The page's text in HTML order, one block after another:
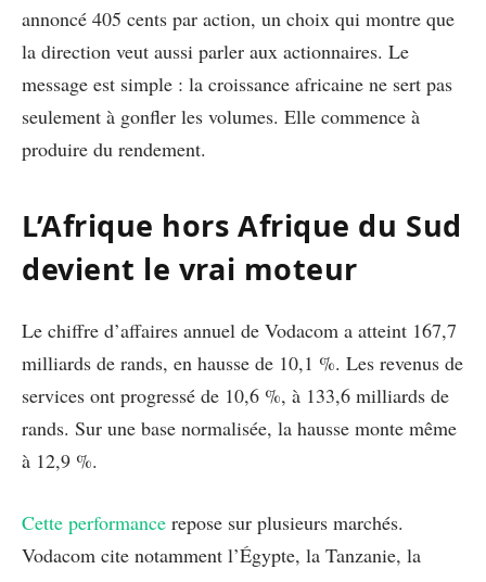
annoncé 405 cents par action, un choix qui montre que
la direction veut aussi parler aux actionnaires. Le
message est simple : la croissance africaine ne sert pas
seulement à gonfler les volumes. Elle commence à
produire du rendement.
L’Afrique hors Afrique du Sud
devient le vrai moteur
Le chiffre d’affaires annuel de Vodacom a atteint 167,7
milliards de rands, en hausse de 10,1 %. Les revenus de
services ont progressé de 10,6 %, à 133,6 milliards de
rands. Sur une base normalisée, la hausse monte même
à 12,9 %.
Cette performance repose sur plusieurs marchés.
Vodacom cite notamment l’Égypte, la Tanzanie, la